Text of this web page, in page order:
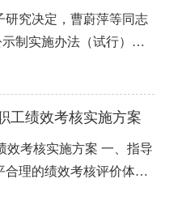
2017年每月食堂食品投
现金，产生中标后，招标
中标人的投标保证金则
定供应商。 3、投标
为投标截止日期后的5个
现烟草广告或以烟草品
不得销售烟草制品。要
况可在室外露天区域设
导标识和“吸烟有害健
合消防要求，远离师生集
要安装烟雾报警、视频
以内的，由部门负责人
录，后勤教辅人员由总
由基地负责人审批并记
平，为集团发展作出更
实验小学教育集团“骨干教
团“骨干教师”名单 小学
制实施办法（试行）》
实事求是，客观公正。
，现任市实小信息中心副
工绩效考核实施方案
实施方案 一、指导
现和工作实绩，根据